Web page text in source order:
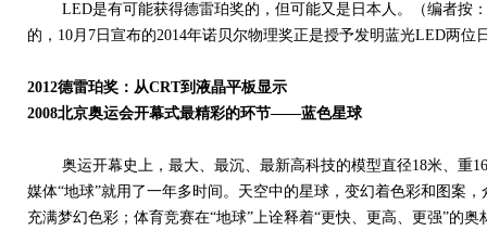
LED是有可能获得德雷珀奖的，但可能又是日本人。（编者按：
的，10月7日宣布的2014年诺贝尔物理奖正是授予发明蓝光LED两位
2012德雷珀奖：从CRT到液晶平板显示
2008北京奥运会开幕式最精彩的环节——蓝色星球
奥运开幕史上，最大、最沉、最新高科技的模型直径18米、重
媒体“地球”就用了一年多时间。天空中的星球，变幻着色彩和图案
充满梦幻色彩；体育竞赛在“地球”上诠释着“更快、更高、更强”的奥